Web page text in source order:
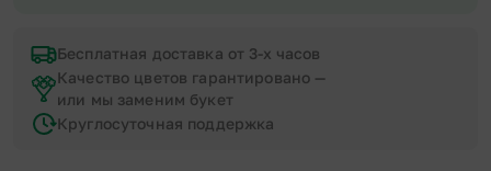
Бесплатная доставка от 3-х часов
Качество цветов гарантировано —
или мы заменим букет
Круглосуточная поддержка